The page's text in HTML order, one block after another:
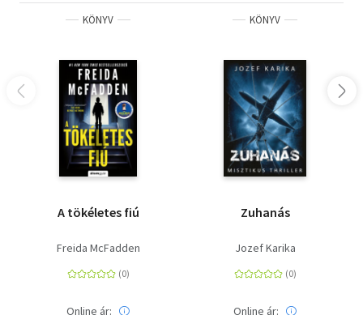
KÖNYV
A tökéletes fiú
Freida McFadden
Online ár:
KÖNYV
Zuhanás
Jozef Karika
Online ár: